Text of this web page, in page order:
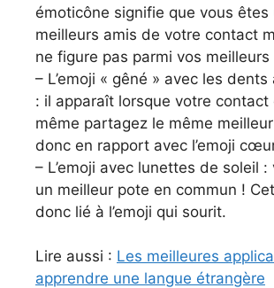
émoticône signifie que vous êtes
meilleurs amis de votre contact
ne figure pas parmi vos meilleurs
– L’emoji « gêné » avec les
: il apparaît lorsque votre contact
même partagez le même
donc en rapport avec l’emoji
– L’emoji avec lunettes de soleil :
un meilleur pote en commun !
donc lié à l’emoji qui sourit.
Lire aussi : Les meilleures
apprendre une langue étrangère